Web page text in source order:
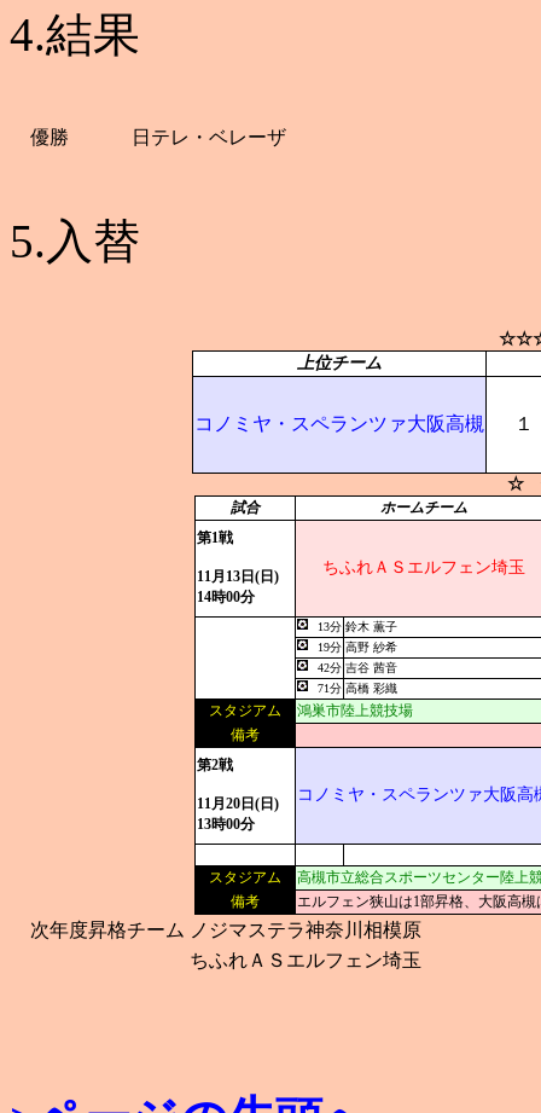
4.結果
優勝 日テレ・ベレーザ
5.入替
上位チーム
コノミヤ・スペランツァ大阪高槻 １
☆
試合
ホームチーム
第1戦
11月13日(日)
14時00分
ちふれＡＳエルフェン埼玉
13分 鈴木 薫子
19分 高野 紗希
42分 吉谷 茜音
71分 高橋 彩織
スタジアム
鴻巣市陸上競技場
備考
第2戦
11月20日(日)
13時00分
コノミヤ・スペランツァ大阪高
スタジアム
高槻市立総合スポーツセンター陸上
備考
エルフェン狭山は1部昇格、大阪高槻
次年度昇格チーム ノジマステラ神奈川相模原
ちふれＡＳエルフェン埼玉